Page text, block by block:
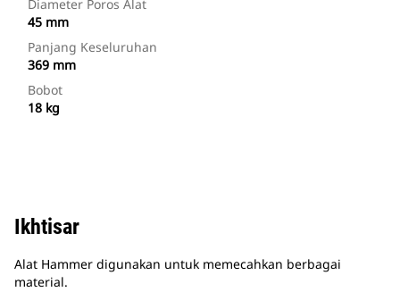
Diameter Poros Alat
45 mm
Panjang Keseluruhan
369 mm
Bobot
18 kg
Ikhtisar
Alat Hammer digunakan untuk memecahkan berbagai
material.